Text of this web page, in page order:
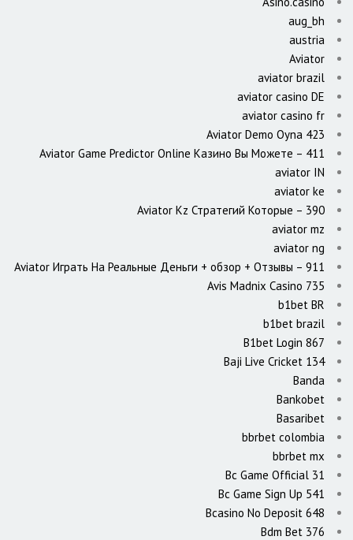
aug_bh
austria
Aviator
aviator brazil
aviator casino DE
aviator casino fr
Aviator Demo Oyna 423
Aviator Game Predictor Online Казино Вы Можете – 411
aviator IN
aviator ke
Aviator Kz Стратегий Которые – 390
aviator mz
aviator ng
Aviator Играть На Реальные Деньги + обзор + Отзывы – 911
Avis Madnix Casino 735
b1bet BR
b1bet brazil
B1bet Login 867
Baji Live Cricket 134
Banda
Bankobet
Basaribet
bbrbet colombia
bbrbet mx
Bc Game Official 31
Bc Game Sign Up 541
Bcasino No Deposit 648
Bdm Bet 376